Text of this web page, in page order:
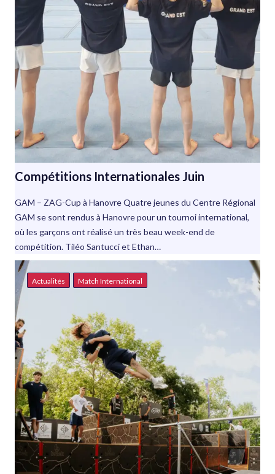
Compétitions Internationales Juin
GAM – ZAG-Cup à Hanovre Quatre jeunes du Centre Régional
GAM se sont rendus à Hanovre pour un tournoi international,
où les garçons ont réalisé un très beau week-end de
compétition. Tiléo Santucci et Ethan…
Actualités Match International